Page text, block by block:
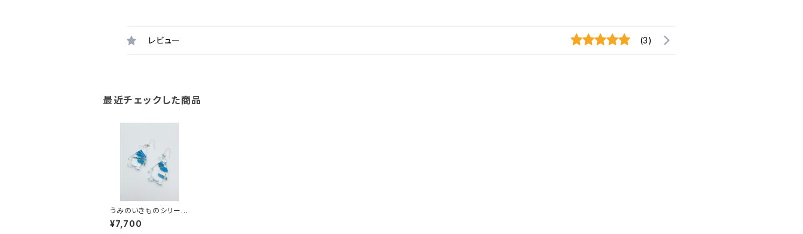
レビュー (3)
最近チェックした商品
うみのいきものシリーズ
（海洋プラ）UKP-SS24
001
¥7,700